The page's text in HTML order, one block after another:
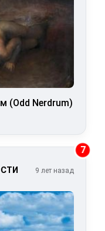
(Odd Nerdrum)
7
9 лет назад